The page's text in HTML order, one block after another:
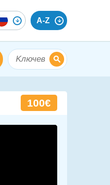
A-Z
100€